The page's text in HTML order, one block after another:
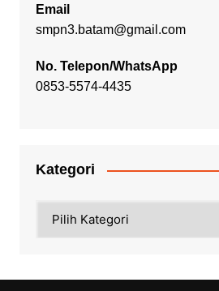
Email
smpn3.batam@gmail.com
No. Telepon/WhatsApp
0853-5574-4435
Kategori